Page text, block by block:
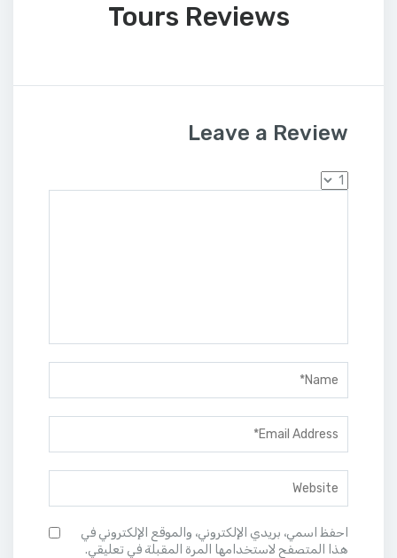
Tours Reviews
Leave a Review
احفظ اسمي، بريدي الإلكتروني، والموقع الإلكتروني في
هذا المتصفح لاستخدامها المرة المقبلة في تعليقي.